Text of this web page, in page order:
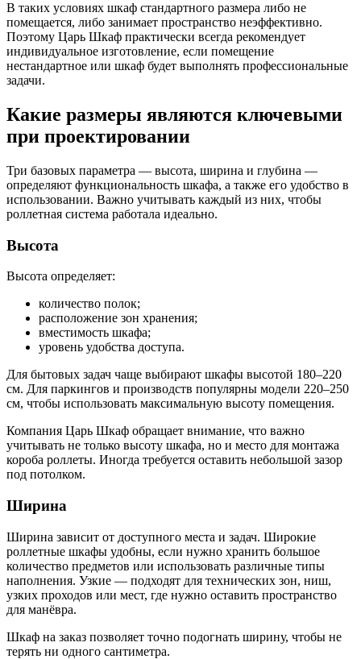
В таких условиях шкаф стандартного размера либо не
помещается, либо занимает пространство неэффективно.
Поэтому Царь Шкаф практически всегда рекомендует
индивидуальное изготовление, если помещение
нестандартное или шкаф будет выполнять профессиональные
задачи.
Какие размеры являются ключевыми
при проектировании
Три базовых параметра — высота, ширина и глубина —
определяют функциональность шкафа, а также его удобство в
использовании. Важно учитывать каждый из них, чтобы
роллетная система работала идеально.
Высота
Высота определяет:
количество полок;
расположение зон хранения;
вместимость шкафа;
уровень удобства доступа.
Для бытовых задач чаще выбирают шкафы высотой 180–220
см. Для паркингов и производств популярны модели 220–250
см, чтобы использовать максимальную высоту помещения.
Компания Царь Шкаф обращает внимание, что важно
учитывать не только высоту шкафа, но и место для монтажа
короба роллеты. Иногда требуется оставить небольшой зазор
под потолком.
Ширина
Ширина зависит от доступного места и задач. Широкие
роллетные шкафы удобны, если нужно хранить большое
количество предметов или использовать различные типы
наполнения. Узкие — подходят для технических зон, ниш,
узких проходов или мест, где нужно оставить пространство
для манёвра.
Шкаф на заказ позволяет точно подогнать ширину, чтобы не
терять ни одного сантиметра.